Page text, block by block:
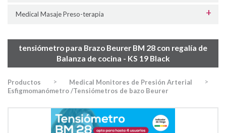
Medical Masaje Preso-terapia
tensiómetro para Brazo Beurer BM 28 con regalía de
Balanza de cocina - KS 19 Black
Productos > Medical Monitores de Presión Arterial
>
Esfigmomanómetro /Tensiómetros de bazo Beurer